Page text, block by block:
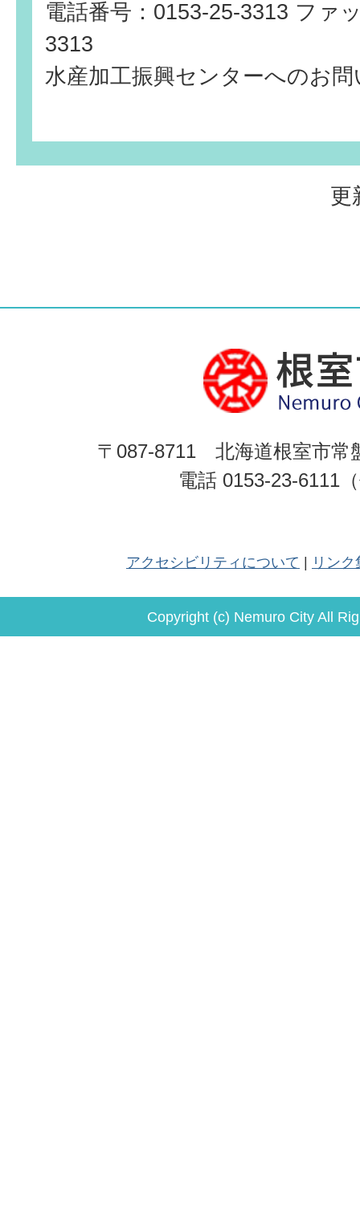
電話番号：0153-25-3313 ファ
3313
水産加工振興センターへのお
更
〒087-8711 北海道根室市常
電話 0153-23-6111
アクセシビリティについて リンク
Copyright (c) Nemuro City All